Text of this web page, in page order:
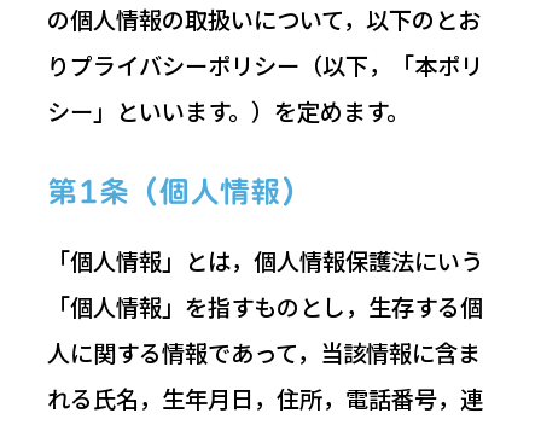
の個人情報の取扱いについて，以下のとお
りプライバシーポリシー（以下，「本ポリ
シー」といいます。）を定めます。
第1条（個人情報）
「個人情報」とは，個人情報保護法にいう
「個人情報」を指すものとし，生存する個
人に関する情報であって，当該情報に含ま
れる氏名，生年月日，住所，電話番号，連